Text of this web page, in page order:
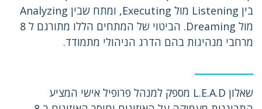
בין Listening מול Executing, ומתח שבין Analyzing
מול Dreaming. הביטוי של המתחים הללו מתורגם ל 8
מרחבי מנהיגות בהם הדרג הניהולי מתמודד.
שאלון L.E.A.D מספק למנהל פרופיל אישי המציע